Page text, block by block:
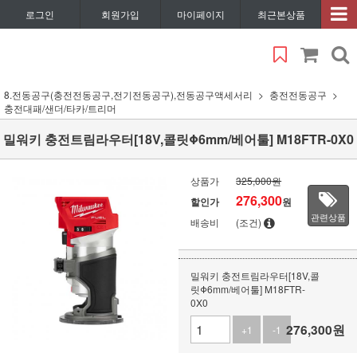
로그인 회원가입 마이페이지 최근본상품
8.전동공구(충전전동공구,전기전동공구),전동공구액세서리
충전전동공구
충전대패/샌더/타카/트리머
밀워키 충전트림라우터[18V,콜릿Φ6mm/베어툴] M18FTR-0X0
상품가 325,000원
할인가 276,300원
배송비 (조건) 관련상품
밀워키 충전트림라우터[18V,콜
릿Φ6mm/베어툴] M18FTR-
0X0
+1
-1 276,300원